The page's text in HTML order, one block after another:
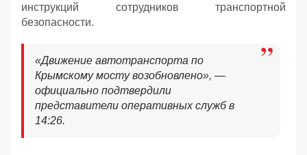
инструкций сотрудников транспортной
безопасности.
«Движение автотранспорта по
Крымскому мосту возобновлено», —
официально подтвердили
представители оперативных служб в
14:26.